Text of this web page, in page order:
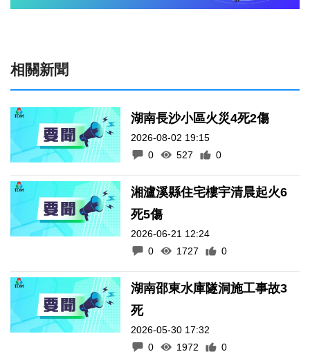
相關新聞
湖南長沙小區火災4死2傷
2026-08-02 19:15
0
527 0
湘瀘溪縣住宅樓宇清晨起火6
死5傷
2026-06-21 12:24
0
1727 0
湖南邵東水庫隧洞施工事故3
死
2026-05-30 17:32
0
1972 0